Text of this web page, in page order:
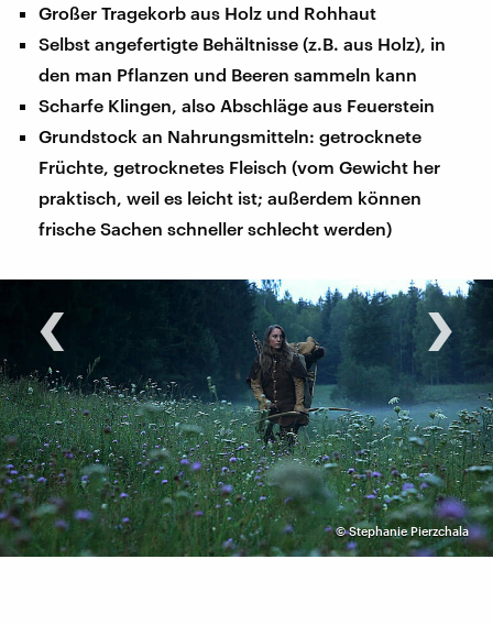
Großer Tragekorb aus Holz und Rohhaut
Selbst angefertigte Behältnisse (z.B. aus Holz), in
den man Pflanzen und Beeren sammeln kann
Scharfe Klingen, also Abschläge aus Feuerstein
Grundstock an Nahrungsmitteln: getrocknete
Früchte, getrocknetes Fleisch (vom Gewicht her
praktisch, weil es leicht ist; außerdem können
frische Sachen schneller schlecht werden)
©Stephanie Pierzchala
‹ ›